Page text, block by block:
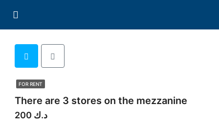
FOR RENT
There are 3 stores on the mezzanine
200 د.ك